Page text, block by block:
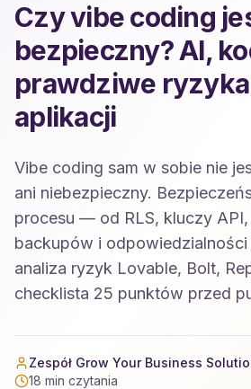
Czy vibe coding
bezpieczny? AI,
prawdziwe
aplikacji
Vibe coding sam w sobie nie
ani niebezpieczny.
procesu — od RLS, kluczy
backupów i odpowiedzialności
analiza ryzyk Lovable, Bolt,
checklista 25 punktów przed
Zespół Grow Your Business
18 min czytania